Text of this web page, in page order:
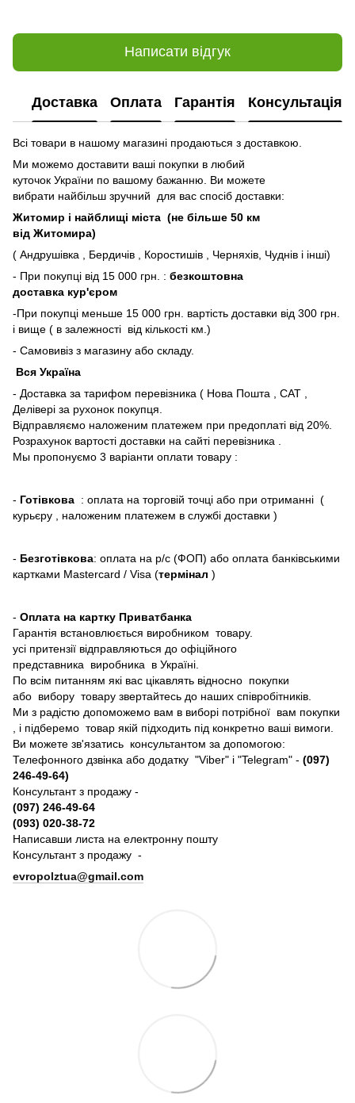
Написати відгук
Доставка Оплата Гарантія Консультація
Всі товари в нашому магазині продаються з доставкою.
Ми можемо доставити ваші покупки в любий
куточок України по вашому бажанню. Ви можете
вибрати найбільш зручний для вас спосіб доставки:
Житомир і найблищі міста (не більше 50 км
від Житомира)
( Андрушівка , Бердичів , Коростишів , Черняхів, Чуднів і інші)
- При покупці від 15 000 грн. : безкоштовна
доставка кур'єром
-При покупці меньше 15 000 грн. вартість доставки від 300 грн.
і вище ( в залежності від кількості км.)
- Самовивіз з магазину або складу.
Вся Україна
- Доставка за тарифом перевізника ( Нова Пошта , САТ ,
Делівері за рухонок покупця.
Відправляємо наложеним платежем при предоплаті від 20%.
Розрахунок вартості доставки на сайті перевізника .
Мы пропонуємо 3 варіанти оплати товару :
- Готівкова : оплата на торговій точці або при отриманні (
курьєру , наложеним платежем в службі доставки )
- Безготівкова: оплата на р/с (ФОП) або оплата банківськими
картками Mastercard / Visa (термінал )
- Оплата на картку Приватбанка
Гарантія встановлюється виробником товару.
усі притензії відправляються до офіційного
представника виробника в Україні.
По всім питанням які вас цікавлять відносно покупки
або вибору товару звертайтесь до наших співробітників.
Ми з радістю допоможемо вам в виборі потрібної вам покупки
, і підберемо товар якій підходить під конкретно ваші вимоги.
Ви можете зв'язатись консультантом за допомогою:
Телефонного дзвінка або додатку "Viber" і "Telegram" - (097)
246-49-64)
Консультант з продажу -
(097) 246-49-64
(093) 020-38-72
Написавши листа на електронну пошту
Консультант з продажу -
evropolztua@gmail.com